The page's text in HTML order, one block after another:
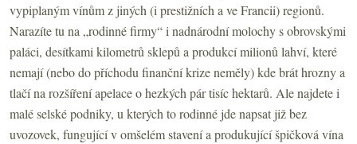
vypiplaným vínům z jiných (i prestižních a ve Francii) regionů.
Narazíte tu na „rodinné firmy“ i nadnárodní molochy s obrovskými
paláci, desítkami kilometrů sklepů a produkcí milionů lahví, které
nemají (nebo do příchodu finanční krize neměly) kde brát hrozny a
tlačí na rozšíření apelace o hezkých pár tisíc hektarů. Ale najdete i
malé selské podniky, u kterých to rodinné jde napsat již bez
uvozovek, fungující v omšelém stavení a produkující špičková vína